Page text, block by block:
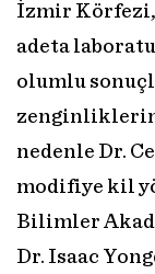
İzmir
adeta
olumlu
nedenle Dr.
modifiye kil
Bilimler
Dr. Isaac